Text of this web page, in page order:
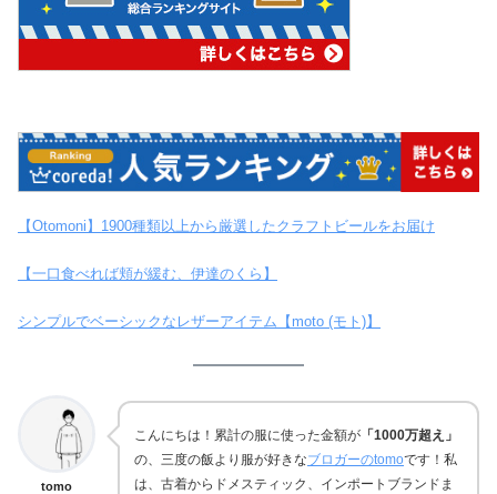
【Otomoni】1900種類以上から厳選したクラフトビールをお届け
【一口食べれば頬が緩む、伊達のくら】
シンプルでベーシックなレザーアイテム【moto (モト)】
tomo
こんにちは！累計の服に使った金額が 「1000万超え」
の、三度の飯より服が好きなブロガーのtomoです！私
は、古着からドメスティック、インポートブランドま